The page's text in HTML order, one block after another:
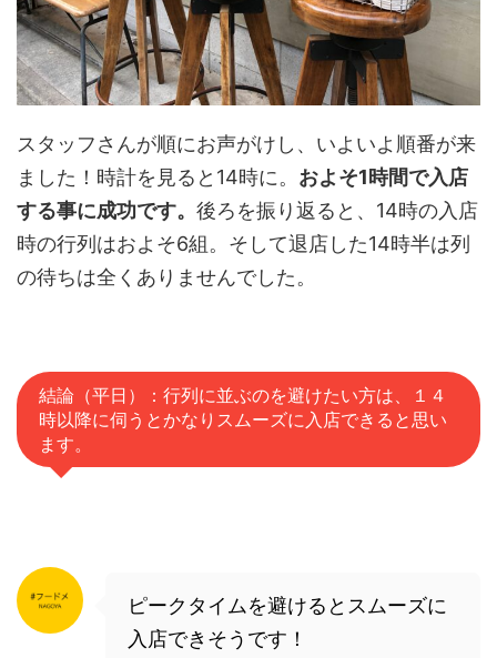
スタッフさんが順にお声がけし、いよいよ順番が来
ました！時計を見ると14時に。 およそ1時間で入店
する事に成功です。 後ろを振り返ると、14時の入店
時の行列はおよそ6組。そして退店した14時半は列
の待ちは全くありませんでした。
結論（平日）：行列に並ぶのを避けたい方は、１４
時以降に伺うとかなりスムーズに入店できると思い
ます。
ピークタイムを避けるとスムーズに
入店できそうです！